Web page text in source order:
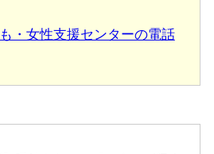
・女性支援センターの電話